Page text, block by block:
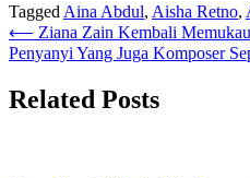
Tagged Aina Abdul, Aisha Retno,
Post
navigation
⟵ Ziana Zain Kembali
Penyanyi Yang Juga Komposer
Related Posts